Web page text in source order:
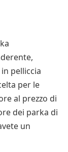
pelliccia
per le
al prezzo di
dei parka di
un